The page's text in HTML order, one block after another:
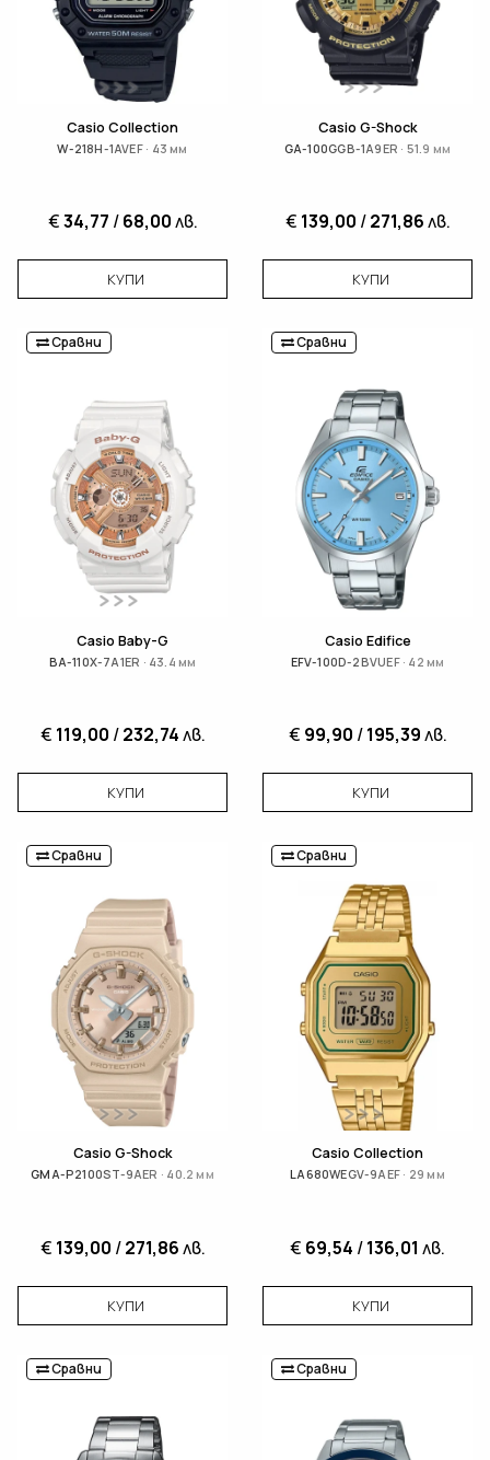
Casio Collection
W-218H-1AVEF · 43 мм
€34,77 /68,00лв.
КУПИ
Casio G-Shock
GA-100GGB-1A9ER · 51.9 мм
€ 139,00 /271,86лв.
КУПИ
Сравни
Casio Baby-G
BA-110X-7A1ER · 43.4 мм
€ 119,00 /232,74лв.
КУПИ
Сравни
Casio Edifice
EFV-100D-2BVUEF · 42 мм
€ 99,90 /195,39лв.
КУПИ
Сравни
Casio G-Shock
GMA-P2100ST-9AER · 40.2 мм
€ 139,00 /271,86лв.
КУПИ
Сравни
Casio Collection
LA680WEGV-9AEF · 29 мм
€ 69,54 /136,01 лв.
КУПИ
Сравни Сравни